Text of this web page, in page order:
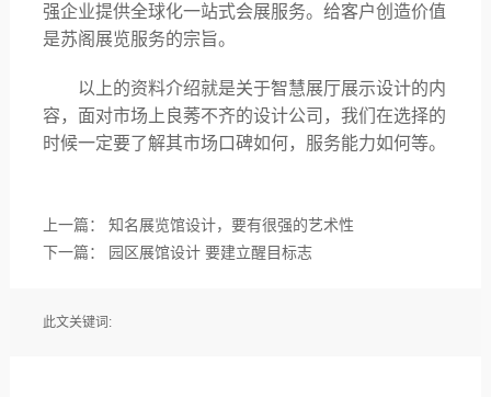
强企业提供全球化一站式会展服务。给客户创造价值
是苏阁展览服务的宗旨。
以上的资料介绍就是关于智慧展厅展示设计的内
容，面对市场上良莠不齐的设计公司，我们在选择的
时候一定要了解其市场口碑如何，服务能力如何等。
上一篇： 知名展览馆设计，要有很强的艺术性
下一篇：
园区展馆设计 要建立醒目标志
此文关键词: